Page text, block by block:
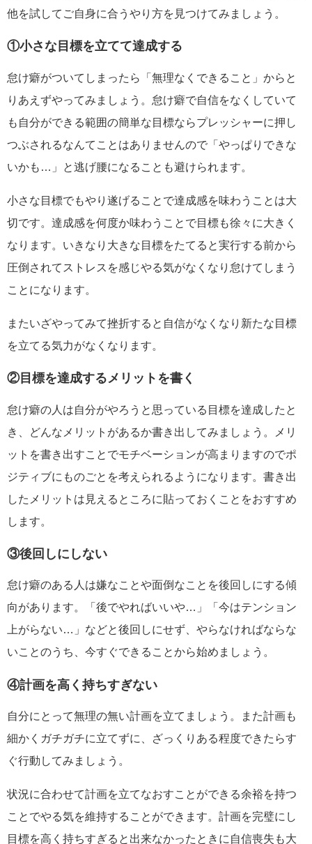
他を試してご自身に合うやり方を見つけてみましょう。
①小さな目標を立てて達成する
怠け癖がついてしまったら「無理なくできること」からと
りあえずやってみましょう。怠け癖で自信をなくしていて
も自分ができる範囲の簡単な目標ならプレッシャーに押し
つぶされるなんてことはありませんので「やっぱりできな
いかも…」と逃げ腰になることも避けられます。
小さな目標でもやり遂げることで達成感を味わうことは大
切です。達成感を何度か味わうことで目標も徐々に大きく
なります。いきなり大きな目標をたてると実行する前から
圧倒されてストレスを感じやる気がなくなり怠けてしまう
ことになります。
またいざやってみて挫折すると自信がなくなり新たな目標
を立てる気力がなくなります。
②目標を達成するメリットを書く
怠け癖の人は自分がやろうと思っている目標を達成したと
き、どんなメリットがあるか書き出してみましょう。メリ
ットを書き出すことでモチベーションが高まりますのでポ
ジティブにものごとを考えられるようになります。書き出
したメリットは見えるところに貼っておくことをおすすめ
します。
③後回しにしない
怠け癖のある人は嫌なことや面倒なことを後回しにする傾
向があります。「後でやればいいや…」「今はテンション
上がらない…」などと後回しにせず、やらなければならな
いことのうち、今すぐできることから始めましょう。
④計画を高く持ちすぎない
自分にとって無理の無い計画を立てましょう。また計画も
細かくガチガチに立てずに、ざっくりある程度できたらす
ぐ行動してみましょう。
状況に合わせて計画を立てなおすことができる余裕を持つ
ことでやる気を維持することができます。計画を完璧にし
目標を高く持ちすぎると出来なかったときに自信喪失も大